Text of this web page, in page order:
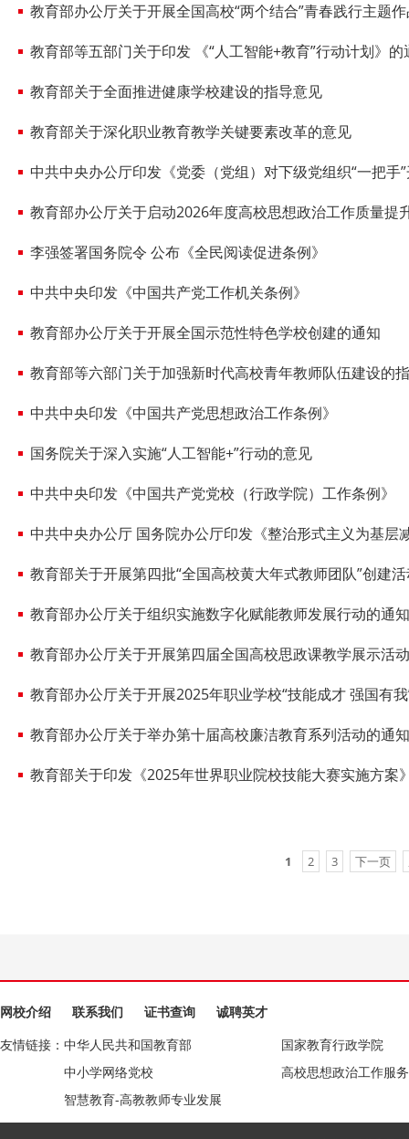
教育部办公厅关于开展全国高校“两个结合”青春践行主题
教育部等五部门关于印发 《“人工智能+教育”行动计划》的
教育部关于全面推进健康学校建设的指导意见
教育部关于深化职业教育教学关键要素改革的意见
中共中央办公厅印发《党委（党组）对下级党组织“一把手
教育部办公厅关于启动2026年度高校思想政治工作质量提升综合改
李强签署国务院令 公布《全民阅读促进条例》
中共中央印发《中国共产党工作机关条例》
教育部办公厅关于开展全国示范性特色学校创建的通知
教育部等六部门关于加强新时代高校青年教师队伍建设的
中共中央印发《中国共产党思想政治工作条例》
国务院关于深入实施“人工智能+”行动的意见
中共中央印发《中国共产党党校（行政学院）工作条例》
中共中央办公厅 国务院办公厅印发《整治形式主义为基层
教育部关于开展第四批“全国高校黄大年式教师团队”创建
教育部办公厅关于组织实施数字化赋能教师发展行动的通知
教育部办公厅关于开展第四届全国高校思政课教学展示活
教育部办公厅关于开展2025年职业学校“技能成才 强国有
教育部办公厅关于举办第十届高校廉洁教育系列活动的通知
教育部关于印发《2025年世界职业院校技能大赛实施方案
1 2 3 下一页
网校介绍 联系我们 证书查询
诚聘英才
友情链接： 中华人民共和国教育部
国家教育行政学院
中小学网络党校
高校思想政治工作服
智慧教育-高教教师专业发展